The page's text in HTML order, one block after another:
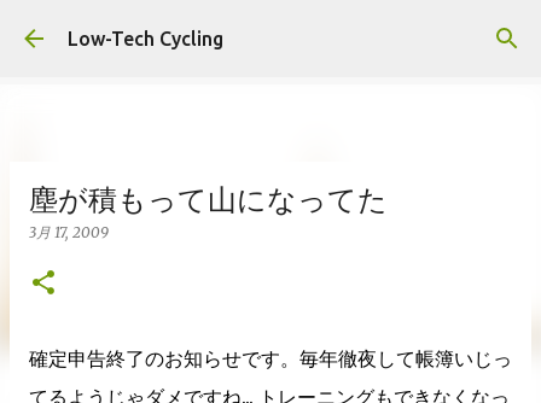
スキップしてメイン コンテンツに移動
Low-Tech Cycling
塵が積もって山になってた
3月 17, 2009
確定申告終了のお知らせです。毎年徹夜して帳簿いじっ
てるようじゃダメですね... トレーニングもできなくなっ